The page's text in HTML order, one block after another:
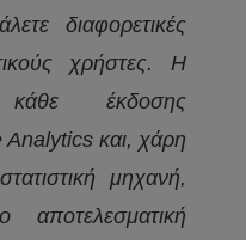
διαφορετικές
χρήστες. Η
κάθε έκδοσης
Analytics και, χάρη
μηχανή,
αποτελεσματική